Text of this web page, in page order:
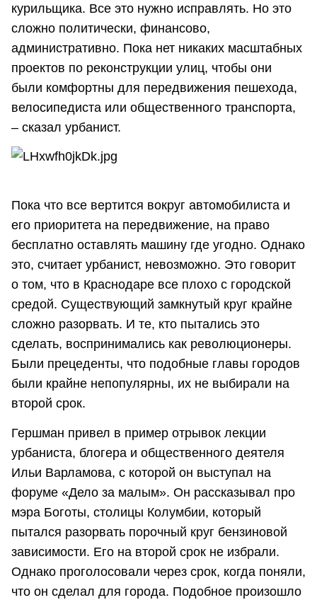
курильщика. Все это нужно исправлять. Но это
сложно политически, финансово,
административно. Пока нет никаких масштабных
проектов по реконструкции улиц, чтобы они
были комфортны для передвижения пешехода,
велосипедиста или общественного транспорта,
– сказал урбанист.
Пока что все вертится вокруг автомобилиста и
его приоритета на передвижение, на право
бесплатно оставлять машину где угодно. Однако
это, считает урбанист, невозможно. Это говорит
о том, что в Краснодаре все плохо с городской
средой. Существующий замкнутый круг крайне
сложно разорвать. И те, кто пытались это
сделать, воспринимались как революционеры.
Были прецеденты, что подобные главы городов
были крайне непопулярны, их не выбирали на
второй срок.
Гершман привел в пример отрывок лекции
урбаниста, блогера и общественного деятеля
Ильи Варламова, с которой он выступал на
форуме «Дело за малым». Он рассказывал про
мэра Боготы, столицы Колумбии, который
пытался разорвать порочный круг бензиновой
зависимости. Его на второй срок не избрали.
Однако проголосовали через срок, когда поняли,
что он сделал для города. Подобное произошло